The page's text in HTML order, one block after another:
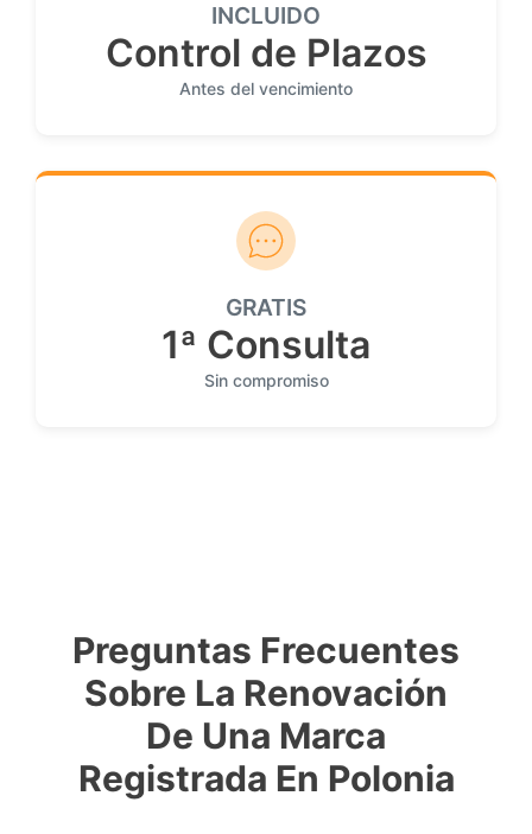
INCLUIDO
Control de Plazos
Antes del vencimiento
GRATIS
1ª Consulta
Sin compromiso
Preguntas Frecuentes
Sobre La Renovación
De Una Marca
Registrada En Polonia